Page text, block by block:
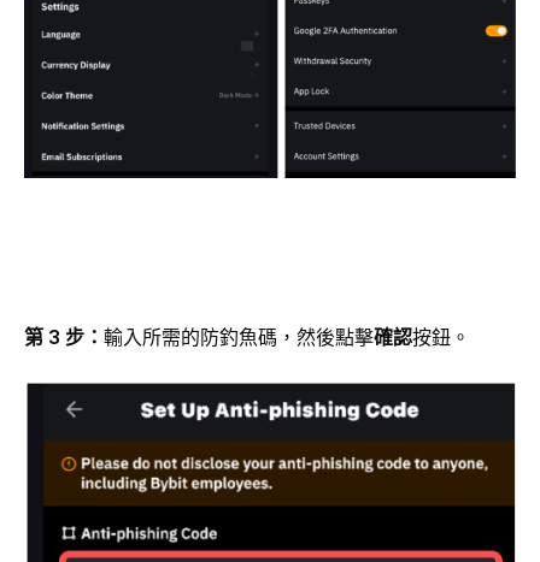
第 3 步： 輸入所需的防釣魚碼，然後點擊確認按鈕。